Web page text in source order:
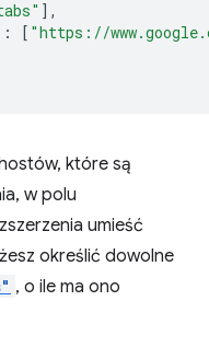
],
: [ "https://
które są
w polu
umieść
określić dowolne
, o ile ma ono